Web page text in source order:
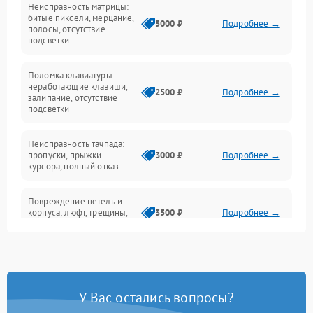
Программные ошибки
Электрические и системные сбои
Интерфейсные проблемы
Батарея
Сеть и интернет
Неисправность матрицы:
битые пиксели, мерцание,
полосы, отсутствие
подсветки
5000 ₽ Подробнее →
Поломка клавиатуры:
неработающие клавиши,
залипание, отсутствие
подсветки
2500 ₽ Подробнее →
Неисправность тачпада:
пропуски, прыжки
курсора, полный отказ
3000 ₽ Подробнее →
Повреждение петель и
корпуса: люфт, трещины,
3500 ₽ Подробнее →
быстрая разрядка,
2500 ₽ Подробнее →
У Вас остались вопросы?